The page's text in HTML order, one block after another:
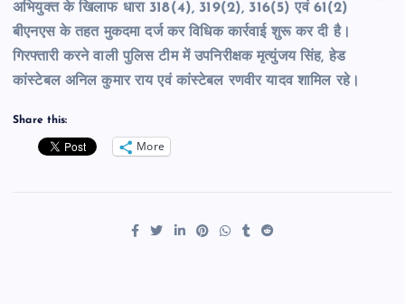
अभियुक्त के खिलाफ धारा 318(4), 319(2), 316(5) एवं 61(2)
बीएनएस के तहत मुकदमा दर्ज कर विधिक कार्रवाई शुरू कर दी है।
गिरफ्तारी करने वाली पुलिस टीम में उपनिरीक्षक मृत्युंजय सिंह, हेड
कांस्टेबल अनिल कुमार राय एवं कांस्टेबल रणवीर यादव शामिल रहे।
Share this:
More